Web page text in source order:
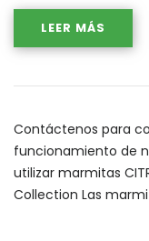
LEER MÁS
Contáctenos para
funcionamiento de
utilizar marmitas
Collection Las